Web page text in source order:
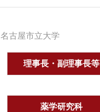
名古屋市立大学
理事長・副理事長等
薬学研究科